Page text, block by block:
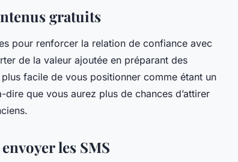
gratuits
pour renforcer la relation de confiance avec
de la valeur ajoutée en préparant des
facile de vous positionner comme étant un
que vous aurez plus de chances d’attirer
les SMS